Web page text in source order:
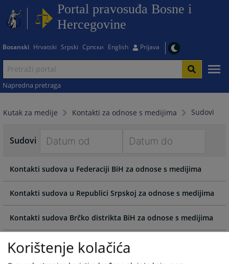
Portal pravosuđa Bosne i
Hercegovine
Bosanski Hrvatski Srpski Српски English Prijava
Napredna pretraga
Kutak za medije Kontakti za odnose s medijima Sudovi
Sudovi
forward
to
interact
with
the
select
forward
to
interact
with
the
select
Kontakti sudova u Federaciji BiH za odnose s medijima
Kontakti sudova u Republici Srpskoj za odnose s medijima
Kontakti sudova Brčko distrikta BiH za odnose s medijima
Korištenje kolačića